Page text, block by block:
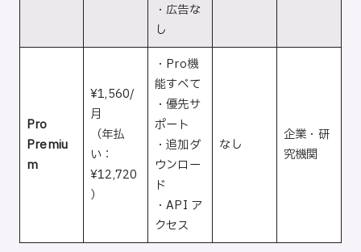
・広告な
し
Pro
Premiu
m
¥1,560/
月
（年払
い：
¥12,720
）
・Pro機
能すべて
・優先サ
ポート
・追加ダ
ウンロー
ド
・API ア
クセス
なし
企業・研
究機関